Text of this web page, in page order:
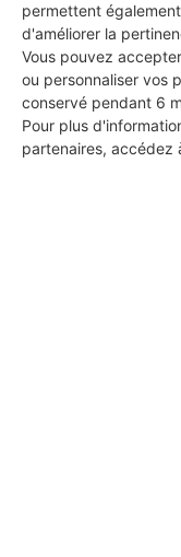
permettent
d'améliorer la
Vous pouvez
ou personnaliser vos
conservé pendant 6
Pour plus
partenaires, accédez
Les
autour de